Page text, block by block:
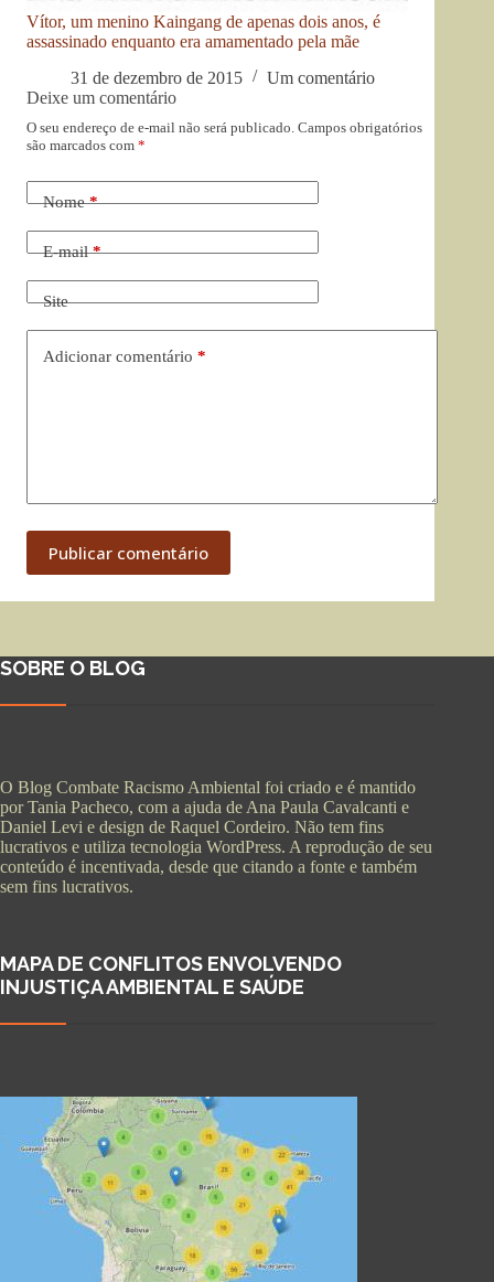
Vítor, um menino Kaingang de apenas dois anos, é
assassinado enquanto era amamentado pela mãe
31 de dezembro de 2015
Um comentário
Deixe um comentário
O seu endereço de e-mail não será publicado. Campos obrigatórios
são marcados com *
Nome*
E-mail*
Site
Adicionar comentário *
Publicar comentário
SOBRE O BLOG
O Blog Combate Racismo Ambiental foi criado e é mantido
por Tania Pacheco, com a ajuda de Ana Paula Cavalcanti e
Daniel Levi e design de Raquel Cordeiro. Não tem fins
lucrativos e utiliza tecnologia WordPress. A reprodução de seu
conteúdo é incentivada, desde que citando a fonte e também
sem fins lucrativos.
MAPA DE CONFLITOS ENVOLVENDO
INJUSTIÇA AMBIENTAL E SAÚDE